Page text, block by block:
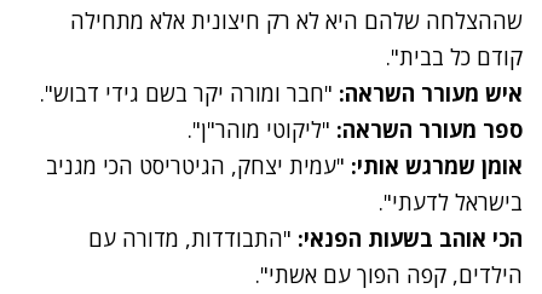
שההצלחה שלהם היא לא רק חיצונית אלא מתחילה
קודם כל בבית".
איש מעורר השראה: "חבר ומורה יקר בשם גידי דבוש".
ספר מעורר השראה: "ליקוטי מוהר"ן".
אומן שמרגש אותי: "עמית יצחק, הגיטריסט הכי מגניב
בישראל לדעתי".
הכי אוהב בשעות הפנאי: "התבודדות, מדורה עם
הילדים, קפה הפוך עם אשתי".